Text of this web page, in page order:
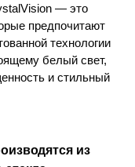
— это
предпочитают
технологии
белый свет,
и стильный
из